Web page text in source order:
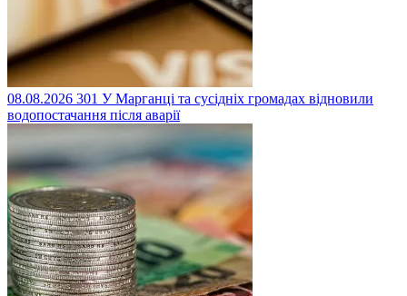
08.08.2026 301 У Марганці та сусідніх громадах відновили
водопостачання після аварії